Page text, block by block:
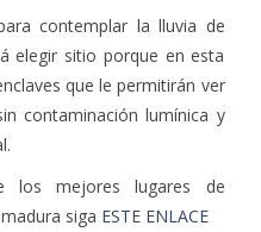
elegir sitio porque en esta
que le permitirán ver
contaminación lumínica y
siga
ESTE ENLACE